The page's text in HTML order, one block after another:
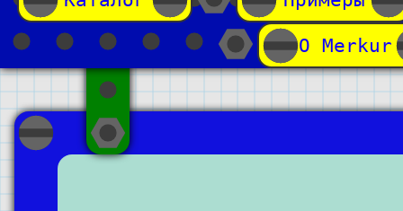
О Merkur